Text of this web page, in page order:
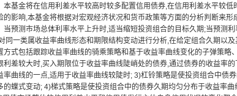
本基金将在信用利差水平较高时较多配置信用债券,在信用利差水平较
的影响,本基金将根据对宏观经济状况和货币政策等方面的分析判断来
当预测市场总体利率水平上升时,适当缩短投资组合的目标久期;当预测
同一类属收益率曲线形态和期限结构变动进行分析,在给定组合久期以
方式包括跟踪收益率曲线的骑乘策略和基于收益率曲线变化的子弹策
利差较大时,买入期限位于收益率曲线陡峭处的债券,通过债券的收益率
率曲线的一点,适用于收益率曲线较陡时; 3)杠铃策略是使投资组合中债
的蝶式变动; 4)梯式策略是使投资组合中的债券久期均匀分布于收益率